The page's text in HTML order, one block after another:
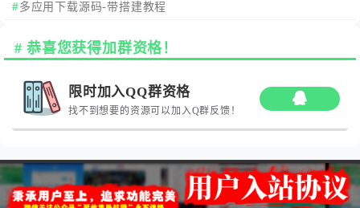
多应用下载源码-带搭建教程
恭喜您获得加群资格！
限时加入QQ群资格
找不到想要的资源可以加入Q群反馈！